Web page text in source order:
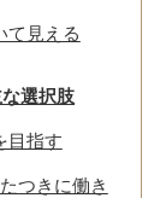
て見える
選択肢
目指す
つきに働き